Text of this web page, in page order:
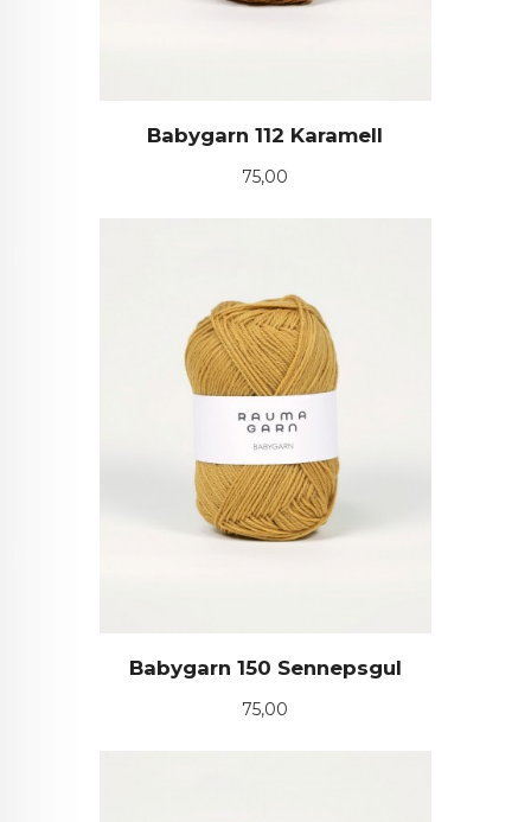
Babygarn 112 Karamell
Pris
75,00
Babygarn 150 Sennepsgul
Pris
75,00